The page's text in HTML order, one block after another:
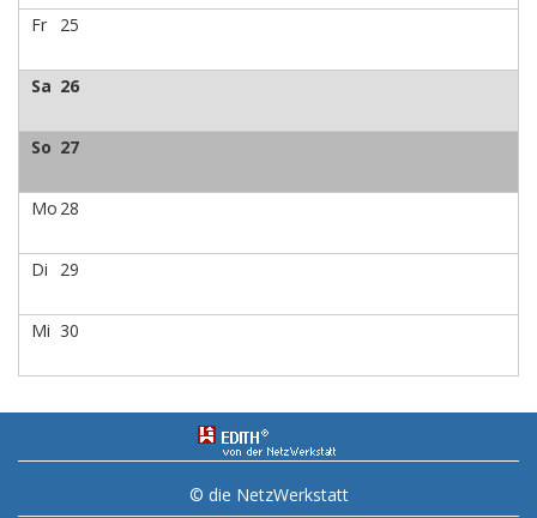
Fr 25
Sa 26
So 27
Mo 28
Di 29
Mi 30
© die NetzWerkstatt